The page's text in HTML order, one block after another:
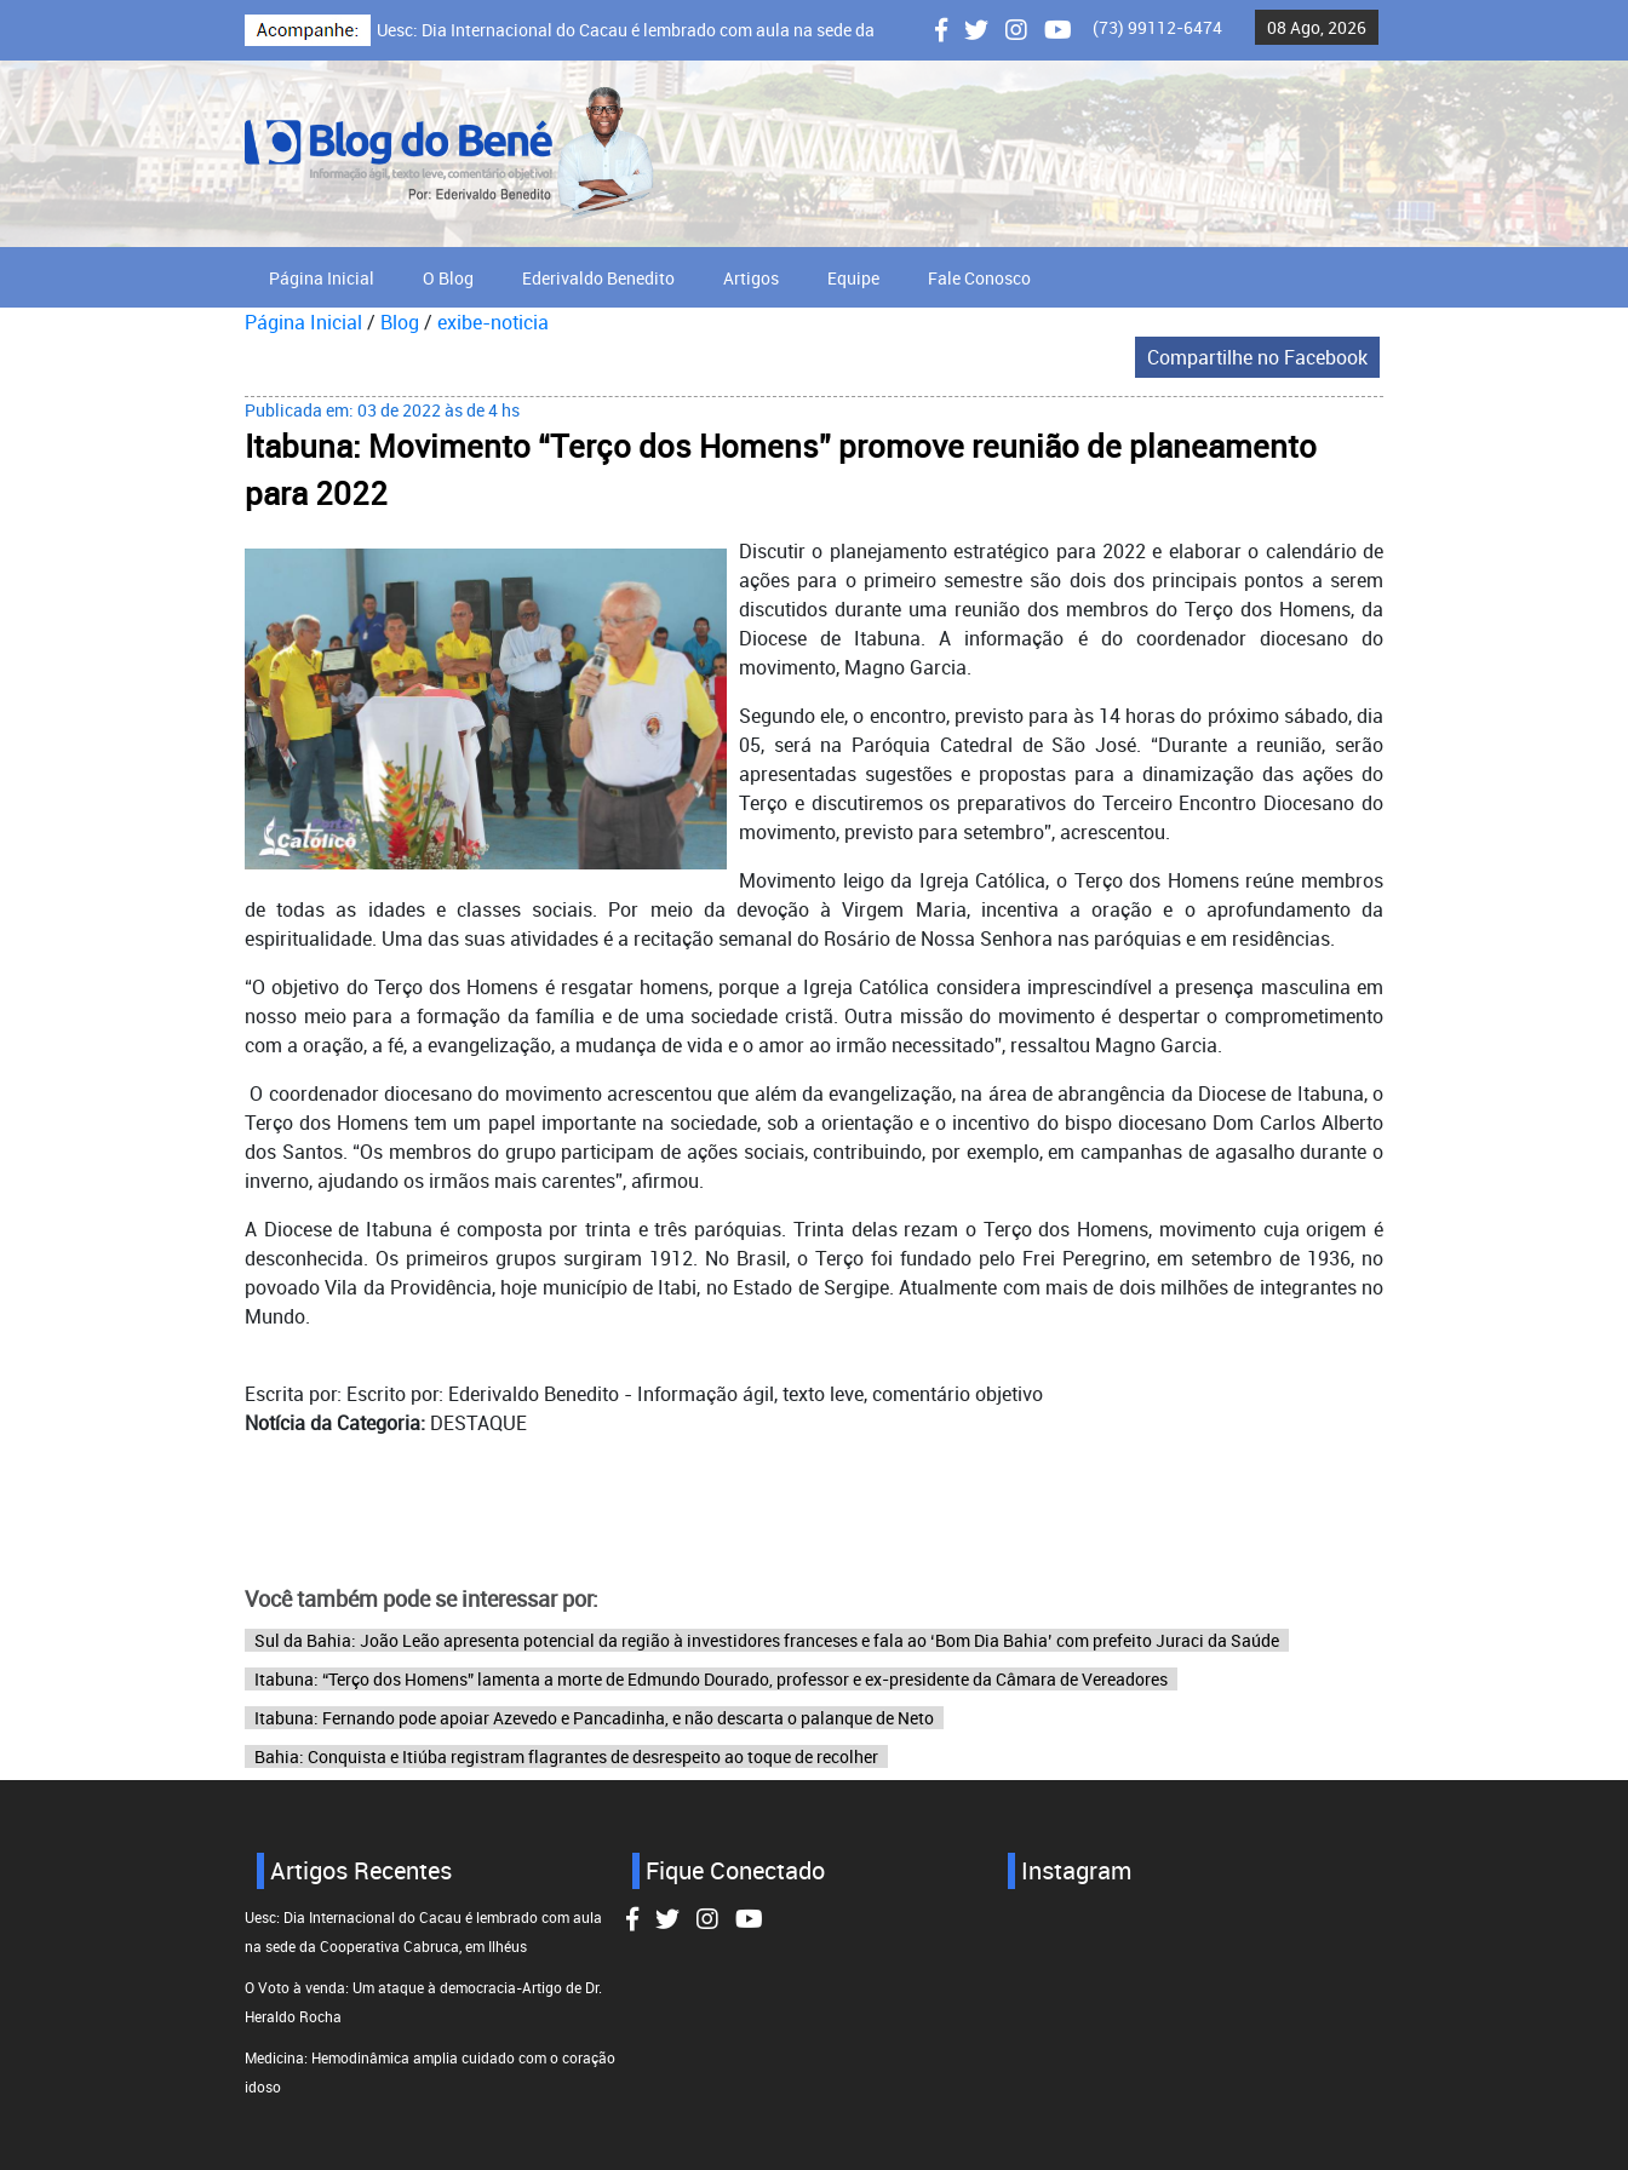
Uesc: Dia Internacional do Cacau é lembrado com aula na sede da
Cooperativa Cabruca, em Ilhéus
(73) 99112-6474 08 Ago, 2026
Página Inicial O Blog Ederivaldo Benedito Artigos Equipe Fale Conosco
Página Inicial / Blog / exibe-noticia
Compartilhe no Facebook
Publicada em: 03 de 2022 às de 4 hs
Itabuna: Movimento “Terço dos Homens” promove reunião de planeamento
para 2022
Discutir o planejamento estratégico para 2022 e elaborar o calendário de
ações para o primeiro semestre são dois dos principais pontos a serem
discutidos durante uma reunião dos membros do Terço dos Homens, da
Diocese de Itabuna. A informação é do coordenador diocesano do
movimento, Magno Garcia.
Segundo ele, o encontro, previsto para às 14 horas do próximo sábado, dia
05, será na Paróquia Catedral de São José. “Durante a reunião, serão
apresentadas sugestões e propostas para a dinamização das ações do
Terço e discutiremos os preparativos do Terceiro Encontro Diocesano do
movimento, previsto para setembro”, acrescentou.
Movimento leigo da Igreja Católica, o Terço dos Homens reúne membros
de todas as idades e classes sociais. Por meio da devoção à Virgem Maria, incentiva a oração e o aprofundamento da
espiritualidade. Uma das suas atividades é a recitação semanal do Rosário de Nossa Senhora nas paróquias e em residências.
“O objetivo do Terço dos Homens é resgatar homens, porque a Igreja Católica considera imprescindível a presença masculina em
nosso meio para a formação da família e de uma sociedade cristã. Outra missão do movimento é despertar o comprometimento
com a oração, a fé, a evangelização, a mudança de vida e o amor ao irmão necessitado”, ressaltou Magno Garcia.
O coordenador diocesano do movimento acrescentou que além da evangelização, na área de abrangência da Diocese de Itabuna, o
Terço dos Homens tem um papel importante na sociedade, sob a orientação e o incentivo do bispo diocesano Dom Carlos Alberto
dos Santos. “Os membros do grupo participam de ações sociais, contribuindo, por exemplo, em campanhas de agasalho durante o
inverno, ajudando os irmãos mais carentes”, afirmou.
A Diocese de Itabuna é composta por trinta e três paróquias. Trinta delas rezam o Terço dos Homens, movimento cuja origem é
desconhecida. Os primeiros grupos surgiram 1912. No Brasil, o Terço foi fundado pelo Frei Peregrino, em setembro de 1936, no
povoado Vila da Providência, hoje município de Itabi, no Estado de Sergipe. Atualmente com mais de dois milhões de integrantes no
Mundo.
Escrita por: Escrito por: Ederivaldo Benedito - Informação ágil, texto leve, comentário objetivo
Notícia da Categoria: DESTAQUE
Você também pode se interessar por:
Sul da Bahia: João Leão apresenta potencial da região à investidores franceses e fala ao ‘Bom Dia Bahia’ com prefeito Juraci da Saúde
Itabuna: “Terço dos Homens” lamenta a morte de Edmundo Dourado, professor e ex-presidente da Câmara de Vereadores
Itabuna: Fernando pode apoiar Azevedo e Pancadinha, e não descarta o palanque de Neto
Bahia: Conquista e Itiúba registram flagrantes de desrespeito ao toque de recolher
Artigos Recentes
Uesc: Dia Internacional do Cacau é lembrado com aula
na sede da Cooperativa Cabruca, em Ilhéus
O Voto à venda: Um ataque à democracia-Artigo de Dr.
Heraldo Rocha
Medicina: Hemodinâmica amplia cuidado com o coração
idoso
Fique Conectado Instagram